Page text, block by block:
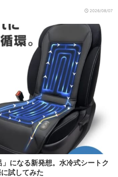
2026/08/07
になる新発想。水冷式シートク
試してみた